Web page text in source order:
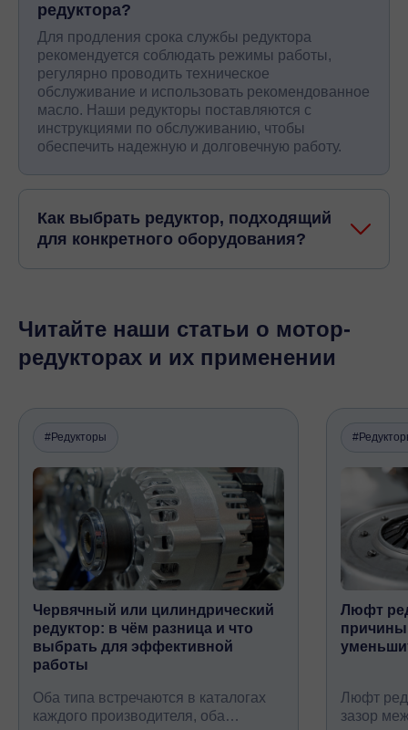
редуктора?
Для продления срока службы редуктора
рекомендуется соблюдать режимы работы,
регулярно проводить техническое
обслуживание и использовать рекомендованное
масло. Наши редукторы поставляются с
инструкциями по обслуживанию, чтобы
обеспечить надежную и долговечную работу.
Как выбрать редуктор, подходящий
для конкретного оборудования?
Читайте наши статьи о мотор-
редукторах и их применении
#Редукторы
Червячный или цилиндрический
редуктор: в чём разница и что
выбрать для эффективной
работы
Оба типа встречаются в каталогах
каждого производителя, оба
Люфт
Люфт
зазор